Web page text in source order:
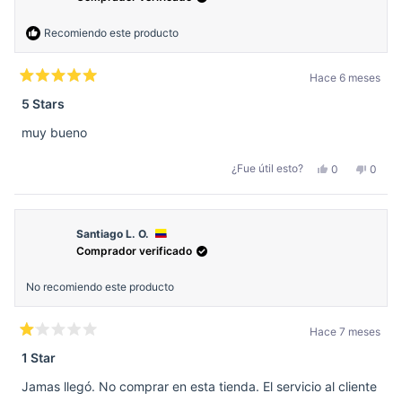
Recomiendo este producto
Calificado
5
de
estrellas
Hace 6 meses
5 Stars
muy bueno
¿Fue útil esto?
Sí,
Carlos
0
personas
No,
Carlos
0
Santiago L. O.
Comprador verificado
No recomiendo este producto
Calificado
1
de
5
estrellas
Hace 7 meses
1 Star
Jamas llegó. No comprar en esta tienda. El servicio al cliente